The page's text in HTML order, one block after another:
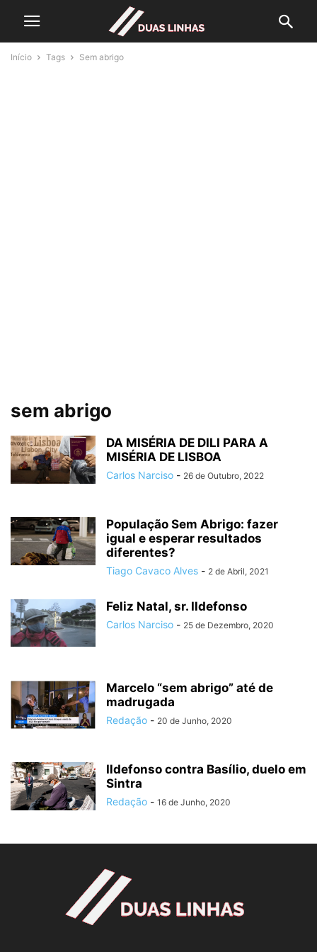
Início Tags Sem abrigo
sem abrigo
DA MISÉRIA DE DILI PARA A
MISÉRIA DE LISBOA
Carlos Narciso - 26 de Outubro, 2022
População Sem Abrigo: fazer
igual e esperar resultados
diferentes?
Tiago Cavaco Alves - 2 de Abril, 2021
Feliz Natal, sr. Ildefonso
Carlos Narciso - 25 de Dezembro, 2020
Marcelo “sem abrigo” até de
madrugada
Redação - 20 de Junho, 2020
Ildefonso contra Basílio, duelo em
Sintra
Redação - 16 de Junho, 2020